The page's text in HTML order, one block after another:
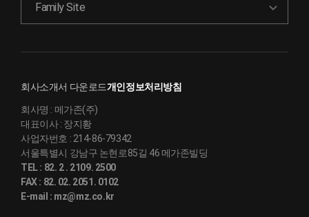
Family Site
회사소개서 다운로드개인정보처리방침
회사명 : 메가존(주)
대표이사 : 장지황
사업자번호 : 214-86-79342
서울특별시 강남구 논현로85길 46 메가존빌딩
TEL : 82. 2 . 2109. 2500
FAX : 82. 02. 2051. 0102
E-mail : mz@mz.co.kr